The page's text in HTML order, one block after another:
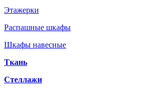
Этажерки
Распашные шкафы
Шкафы навесные
Ткань
Стеллажи